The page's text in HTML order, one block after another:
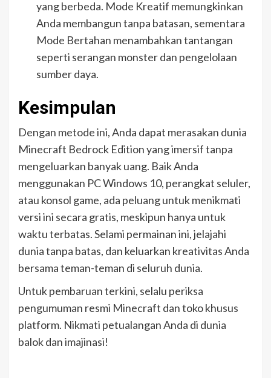
yang berbeda. Mode Kreatif memungkinkan
Anda membangun tanpa batasan, sementara
Mode Bertahan menambahkan tantangan
seperti serangan monster dan pengelolaan
sumber daya.
Kesimpulan
Dengan metode ini, Anda dapat merasakan dunia
Minecraft Bedrock Edition yang imersif tanpa
mengeluarkan banyak uang. Baik Anda
menggunakan PC Windows 10, perangkat seluler,
atau konsol game, ada peluang untuk menikmati
versi ini secara gratis, meskipun hanya untuk
waktu terbatas. Selami permainan ini, jelajahi
dunia tanpa batas, dan keluarkan kreativitas Anda
bersama teman-teman di seluruh dunia.
Untuk pembaruan terkini, selalu periksa
pengumuman resmi Minecraft dan toko khusus
platform. Nikmati petualangan Anda di dunia
balok dan imajinasi!